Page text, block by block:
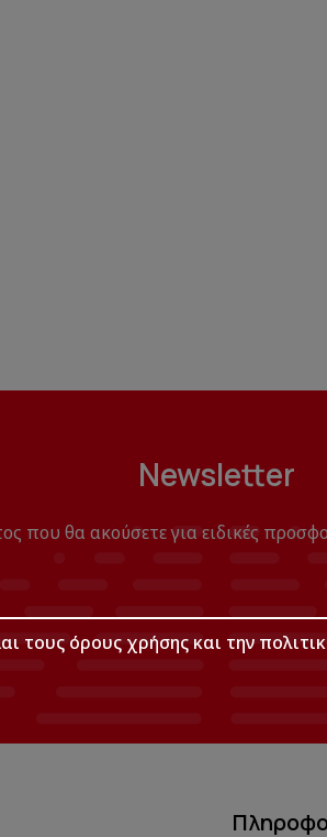
Newsletter
που θα ακούσετε για ειδικές
τους όρους χρήσης και την